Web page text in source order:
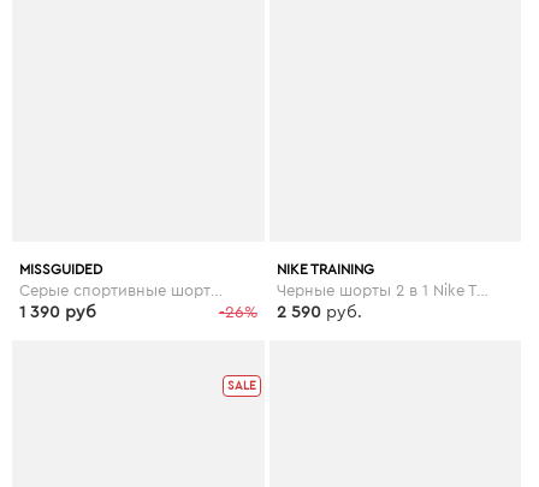
MISSGUIDED
-26%
1 390 руб
NIKE TRAINING
Черные шорты 2 в 1 Nike Training Flex - Черный
2 590 руб.
SALE